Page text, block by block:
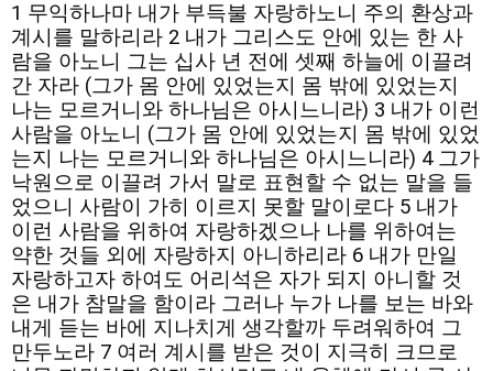
1 무익하나마 내가 부득불 자랑하노니 주의 환상과
계시를 말하리라 2 내가 그리스도 안에 있는 한 사
람을 아노니 그는 십사 년 전에 셋째 하늘에 이끌려
간 자라 (그가 몸 안에 있었는지 몸 밖에 있었는지
나는 모르거니와 하나님은 아시느니라) 3 내가 이런
사람을 아노니 (그가 몸 안에 있었는지 몸 밖에 있었
는지 나는 모르거니와 하나님은 아시느니라) 4 그가
낙원으로 이끌려 가서 말로 표현할 수 없는 말을 들
었으니 사람이 가히 이르지 못할 말이로다 5 내가
이런 사람을 위하여 자랑하겠으나 나를 위하여는
약한 것들 외에 자랑하지 아니하리라 6 내가 만일
자랑하고자 하여도 어리석은 자가 되지 아니할 것
은 내가 참말을 함이라 그러나 누가 나를 보는 바와
내게 듣는 바에 지나치게 생각할까 두려워하여 그
만두노라 7 여러 계시를 받은 것이 지극히 크므로